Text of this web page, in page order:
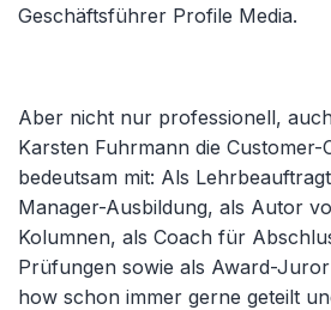
Geschäftsführer Profile Media.
Aber nicht nur professionell,
Karsten Fuhrmann die Customer-
bedeutsam mit: Als
Manager-Ausbildung, als Autor
Kolumnen, als Coach für
Prüfungen sowie als Award-
how schon immer gerne geteilt